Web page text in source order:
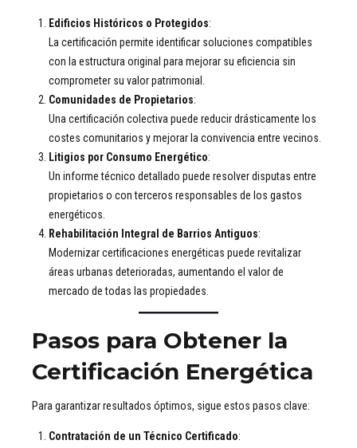
Edificios Históricos o Protegidos:
La certificación permite identificar soluciones compatibles
con la estructura original para mejorar su eficiencia sin
comprometer su valor patrimonial.
Comunidades de Propietarios:
Una certificación colectiva puede reducir drásticamente los
costes comunitarios y mejorar la convivencia entre vecinos.
Litigios por Consumo Energético:
Un informe técnico detallado puede resolver disputas entre
propietarios o con terceros responsables de los gastos
energéticos.
Rehabilitación Integral de Barrios Antiguos:
Modernizar certificaciones energéticas puede revitalizar
áreas urbanas deterioradas, aumentando el valor de
mercado de todas las propiedades.
Pasos para Obtener la
Certificación Energética
Para garantizar resultados óptimos, sigue estos pasos clave:
Contratación de un Técnico Certificado: